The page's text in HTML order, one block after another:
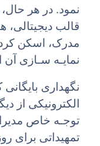
نمود. در هر
قالب دیجیتالی،
مدرک، اسکن
نمایـه سـازی
نگهداری بایگانی
الکترونیکی از
توجـه خاص
تمهیداتی برای